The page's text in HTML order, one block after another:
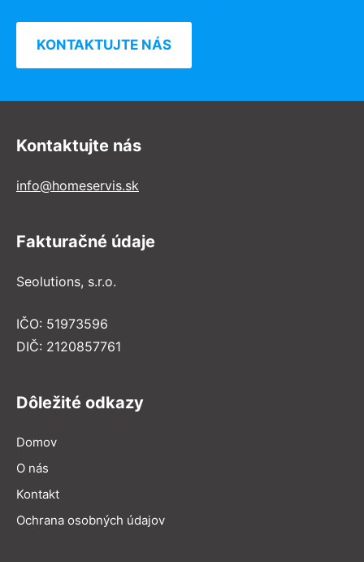
KONTAKTUJTE NÁS
Kontaktujte nás
info@homeservis.sk
Fakturačné údaje
Seolutions, s.r.o.
IČO: 51973596
DIČ: 2120857761
Dôležité odkazy
Domov
O nás
Kontakt
Ochrana osobných údajov